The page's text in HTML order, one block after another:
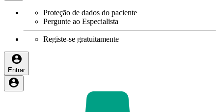
Proteção de dados do paciente
Pergunte ao Especialista
Registe-se gratuitamente
Entrar